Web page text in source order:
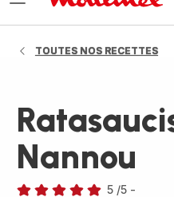
Ouvrir
TOUTES NOS RECETTES
Nannou
5 /5 -